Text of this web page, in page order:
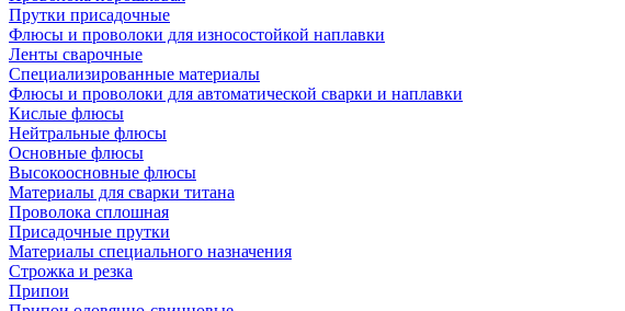
Прутки присадочные
Флюсы и проволоки для износостойкой наплавки
Ленты сварочные
Специализированные материалы
Флюсы и проволоки для автоматической сварки и наплавки
Кислые флюсы
Нейтральные флюсы
Основные флюсы
Высокоосновные флюсы
Материалы для сварки титана
Проволока сплошная
Присадочные прутки
Материалы специального назначения
Строжка и резка
Припои